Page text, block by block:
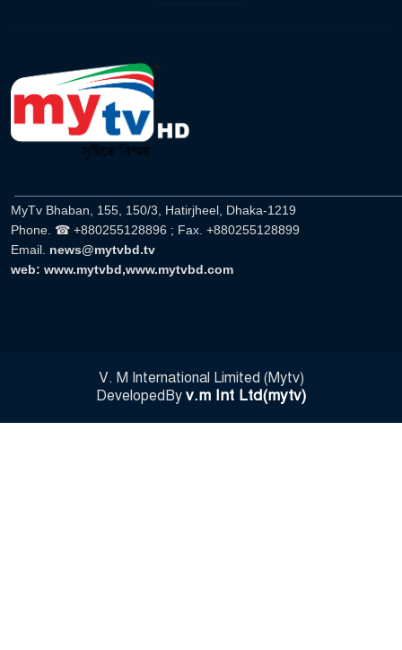
MyTv Bhaban, 155, 150/3, Hatirjheel, Dhaka-1219
Phone. ☎ +880255128896 ; Fax. +880255128899
Email. news@mytvbd.tv
web: www.mytvbd,www.mytvbd.com
V. M International Limited (Mytv)
DevelopedBy v.m Int Ltd(mytv)